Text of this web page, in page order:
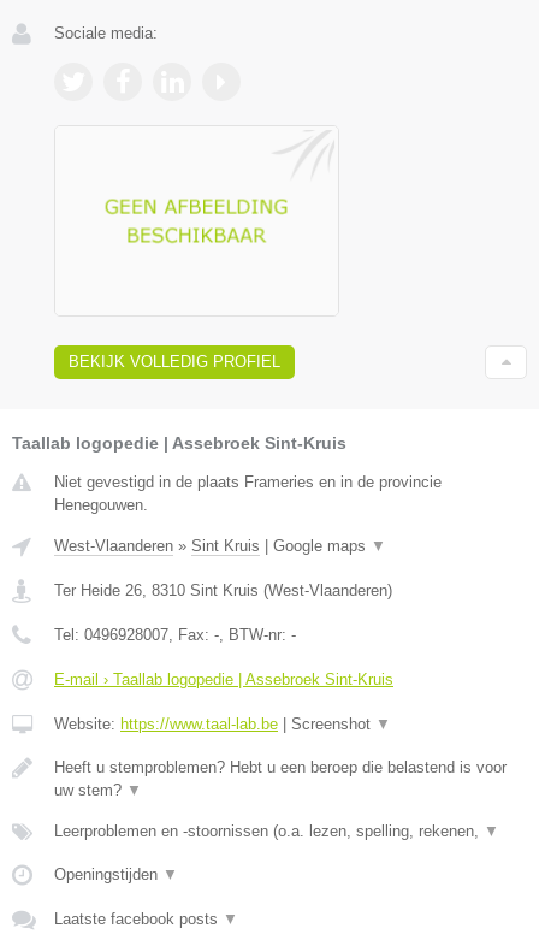
Sociale media:
BEKIJK VOLLEDIG PROFIEL
Taallab logopedie | Assebroek Sint-Kruis
Niet gevestigd in de plaats Frameries en in de provincie
Henegouwen.
West-Vlaanderen » Sint Kruis | Google maps ▼
Ter Heide 26 8310 Sint Kruis (West-Vlaanderen)
Tel: 0496928007 , Fax: - , BTW-nr: -
E-mail › Taallab logopedie | Assebroek Sint-Kruis
Website: https://www.taal-lab.be | Screenshot ▼
Heeft u stemproblemen? Hebt u een beroep die belastend is voor
uw stem? ▼
Leerproblemen en -stoornissen (o.a. lezen, spelling, rekenen, ▼
Openingstijden ▼
Laatste facebook posts ▼